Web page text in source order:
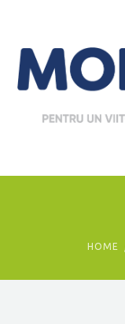
SERVICII
PUNCTE DE
HOME